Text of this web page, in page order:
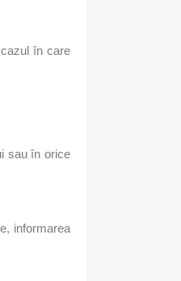
în care
sau în orice
informarea